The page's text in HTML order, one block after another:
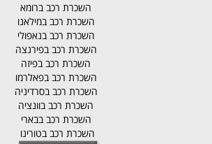
השכרת רכב ברומא
השכרת רכב במילאנו
השכרת רכב בנאפולי
השכרת רכב בפירנצה
השכרת רכב בפיזה
השכרת רכב בפאלרמו
השכרת רכב בסרדיניה
השכרת רכב בוונציה
השכרת רכב בבארי
השכרת רכב בטורינו